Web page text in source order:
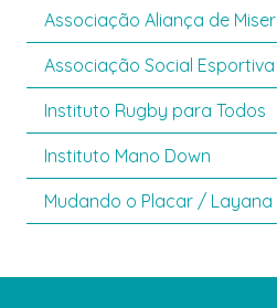
Associação Aliança de
Associação Social
Instituto Rugby para Todos
Instituto Mano Down
Mudando o Placar / Layana